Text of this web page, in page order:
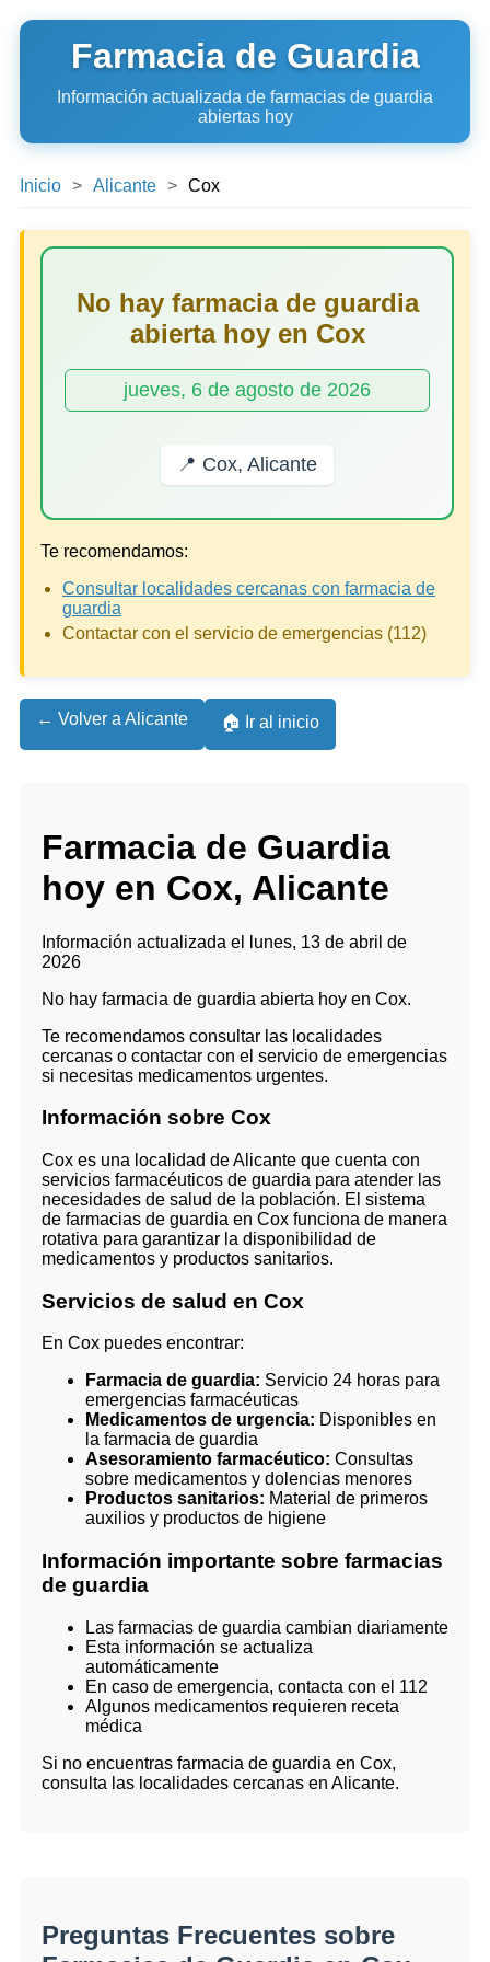
Farmacia de Guardia
Información actualizada de farmacias de guardia
abiertas hoy
Inicio Alicante Cox
No hay farmacia de guardia
abierta hoy en Cox
jueves, 6 de agosto de 2026
📍 Cox, Alicante
Te recomendamos:
Consultar localidades cercanas con farmacia de
guardia
Contactar con el servicio de emergencias (112)
← Volver a Alicante 🏠 Ir al inicio
Farmacia de Guardia
hoy en Cox, Alicante
Información actualizada el lunes, 13 de abril de
2026
No hay farmacia de guardia abierta hoy en Cox.
Te recomendamos consultar las localidades
cercanas o contactar con el servicio de emergencias
si necesitas medicamentos urgentes.
Información sobre Cox
Cox es una localidad de Alicante que cuenta con
servicios farmacéuticos de guardia para atender las
necesidades de salud de la población. El sistema
de farmacias de guardia en Cox funciona de manera
rotativa para garantizar la disponibilidad de
medicamentos y productos sanitarios.
Servicios de salud en Cox
En Cox puedes encontrar:
Farmacia de guardia: Servicio 24 horas para
emergencias farmacéuticas
Medicamentos de urgencia: Disponibles en
la farmacia de guardia
Asesoramiento farmacéutico: Consultas
sobre medicamentos y dolencias menores
Productos sanitarios: Material de primeros
auxilios y productos de higiene
Información importante sobre farmacias
de guardia
Las farmacias de guardia cambian diariamente
Esta información se actualiza
automáticamente
En caso de emergencia, contacta con el 112
Algunos medicamentos requieren receta
médica
Si no encuentras farmacia de guardia en Cox,
consulta las localidades cercanas en Alicante.
Preguntas Frecuentes sobre